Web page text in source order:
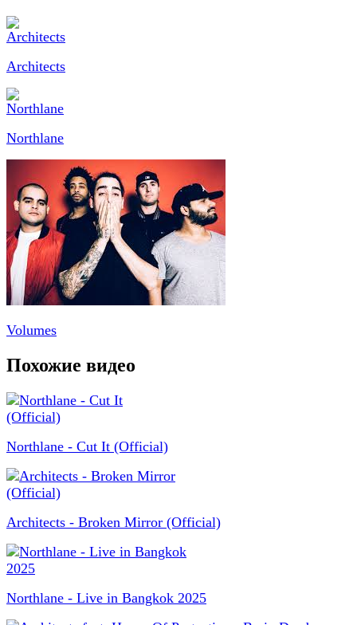
Architects
Northlane
Volumes
Похожие видео
Northlane - Cut It (Official)
Architects - Broken Mirror (Official)
Northlane - Live in Bangkok 2025